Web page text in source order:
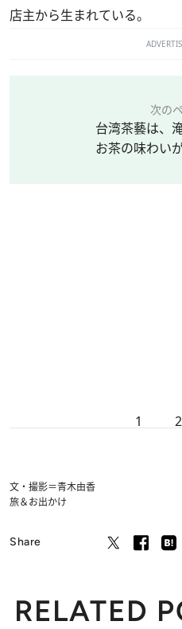
店主から生まれている。
次の
台湾茶藝は、
お茶の味わい
1 2
文・撮影＝青木由香
旅＆お出かけ
Share
RELATED